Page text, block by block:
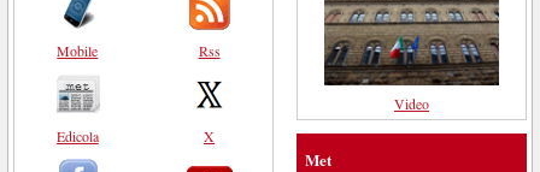
Mobile
Edicola
Rss
X
Video
Met